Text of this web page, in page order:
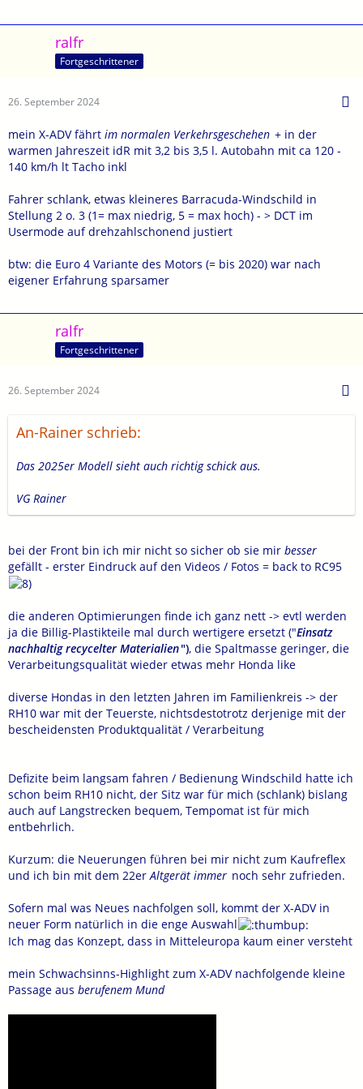
Viel Wert wurde wohl auf Nachhaltigkeit gelegt. Aber das bin ich
seit Kauf weil sie 3/4 weniger verbraucht als der PKw.
VG Rainer
ralfr
Fortgeschrittener
26. September 2024
mein X-ADV fährt im normalen Verkehrsgeschehen + in der
warmen Jahreszeit idR mit 3,2 bis 3,5 l. Autobahn mit ca 120 -
140 km/h lt Tacho inkl
Fahrer schlank, etwas kleineres Barracuda-Windschild in
Stellung 2 o. 3 (1= max niedrig, 5 = max hoch) - > DCT im
Usermode auf drehzahlschonend justiert
btw: die Euro 4 Variante des Motors (= bis 2020) war nach
eigener Erfahrung sparsamer
ralfr
Fortgeschrittener
26. September 2024
An-Rainer schrieb:
Das 2025er Modell sieht auch richtig schick aus.
VG Rainer
bei der Front bin ich mir nicht so sicher ob sie mir besser
gefällt - erster Eindruck auf den Videos / Fotos = back to RC95
die anderen Optimierungen finde ich ganz nett -> evtl werden
ja die Billig-Plastikteile mal durch wertigere ersetzt ("Einsatz
nachhaltig recycelter Materialien"), die Spaltmasse geringer, die
Verarbeitungsqualität wieder etwas mehr Honda like
diverse Hondas in den letzten Jahren im Familienkreis -> der
RH10 war mit der Teuerste, nichtsdestotrotz derjenige mit der
bescheidensten Produktqualität / Verarbeitung
Defizite beim langsam fahren / Bedienung Windschild hatte ich
schon beim RH10 nicht, der Sitz war für mich (schlank) bislang
auch auf Langstrecken bequem, Tempomat ist für mich
entbehrlich.
Kurzum: die Neuerungen führen bei mir nicht zum Kaufreflex
und ich bin mit dem 22er Altgerät immer noch sehr zufrieden.
Sofern mal was Neues nachfolgen soll, kommt der X-ADV in
neuer Form natürlich in die enge Auswahl
Ich mag das Konzept, dass in Mitteleuropa kaum einer versteht
mein Schwachsinns-Highlight zum X-ADV nachfolgende kleine
Passage aus berufenem Mund